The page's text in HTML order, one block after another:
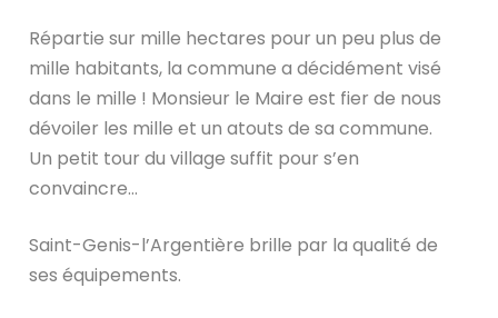
Répartie sur mille hectares pour un peu plus de
mille habitants, la commune a décidément visé
dans le mille ! Monsieur le Maire est fier de nous
dévoiler les mille et un atouts de sa commune.
Un petit tour du village suffit pour s’en
convaincre…
Saint-Genis-l’Argentière brille par la qualité de
ses équipements.